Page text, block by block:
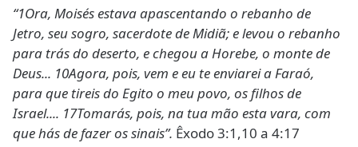
“1Ora, Moisés estava apascentando o rebanho de
Jetro, seu sogro, sacerdote de Midiã; e levou o rebanho
para trás do deserto, e chegou a Horebe, o monte de
Deus... 10Agora, pois, vem e eu te enviarei a Faraó,
para que tireis do Egito o meu povo, os filhos de
Israel.... 17Tomarás, pois, na tua mão esta vara, com
que hás de fazer os sinais”. Êxodo 3:1,10 a 4:17